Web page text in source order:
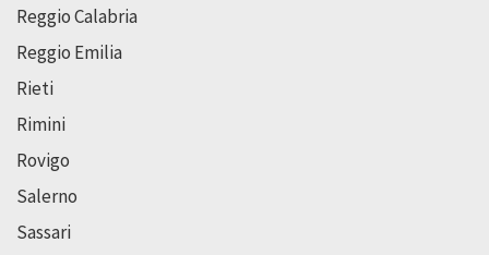
Reggio Calabria
Reggio Emilia
Rieti
Rimini
Rovigo
Salerno
Sassari